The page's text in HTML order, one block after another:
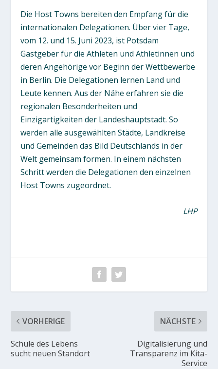
Die Host Towns bereiten den Empfang für die
internationalen Delegationen. Über vier Tage,
vom 12. und 15. Juni 2023, ist Potsdam
Gastgeber für die Athleten und Athletinnen und
deren Angehörige vor Beginn der Wettbewerbe
in Berlin. Die Delegationen lernen Land und
Leute kennen. Aus der Nähe erfahren sie die
regionalen Besonderheiten und
Einzigartigkeiten der Landeshauptstadt. So
werden alle ausgewählten Städte, Landkreise
und Gemeinden das Bild Deutschlands in der
Welt gemeinsam formen. In einem nächsten
Schritt werden die Delegationen den einzelnen
Host Towns zugeordnet.
LHP
VORHERIGE
Schule des Lebens
sucht neuen Standort
NÄCHSTE
Digitalisierung und
Transparenz im Kita-
Service